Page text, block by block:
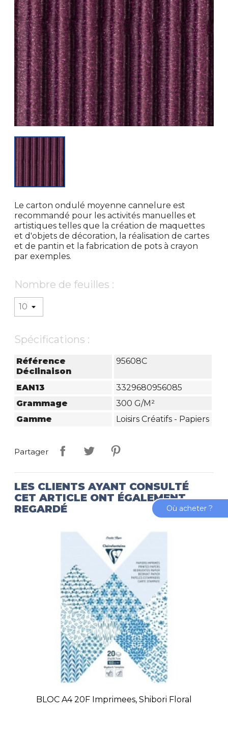
Le carton ondulé moyenne cannelure est
recommandé pour les activités manuelles et
artistiques telles que la création de maquettes
et d'objets de décoration, la réalisation de cartes
et de pantin et la fabrication de pots à crayon
par exemples.
Nombre de feuilles :
Spécifications :
Référence
Déclinaison
95608C
EAN13
3329680956085
Grammage
300 G/m²
Gamme
Loisirs Créatifs - Papiers
Partager
LES CLIENTS AYANT CONSULTÉ
CET ARTICLE ONT ÉGALEMENT
REGARDÉ
BLOC A4 20F Imprimees, Shibori Floral
Où acheter ?